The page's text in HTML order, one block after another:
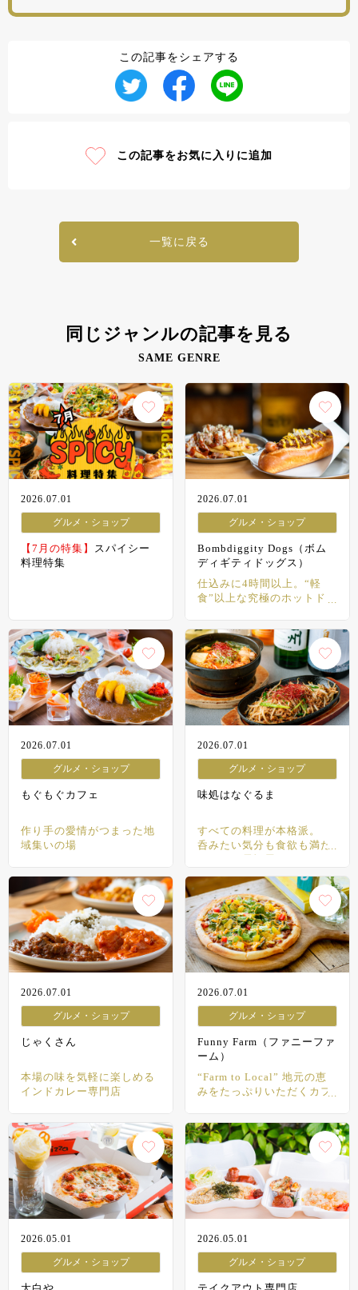
この記事をシェアする
この記事をお気に入りに追加
一覧に戻る
同じジャンルの記事を見る
SAME GENRE
2026.07.01
グルメ・ショップ
【7月の特集】 スパイシー
料理特集
2026.07.01
グルメ・ショップ
Bombdiggity Dogs（ボム
ディギティドッグス）
仕込みに4時間以上。“軽
食”以上な究極のホットドッ
2026.07.01
グルメ・ショップ
もぐもぐカフェ
作り手の愛情がつまった地
域集いの場
2026.07.01
グルメ・ショップ
味処はなぐるま
すべての料理が本格派。
呑みたい気分も食欲も満た
すまちの居酒屋
2026.07.01
グルメ・ショップ
じゃくさん
本場の味を気軽に楽しめる
インドカレー専門店
2026.07.01
グルメ・ショップ
Funny Farm（ファニーファ
ーム）
“Farm to Local” 地元の恵
みをたっぷりいただくカフ
2026.05.01
グルメ・ショップ
2026.05.01
グルメ・ショップ